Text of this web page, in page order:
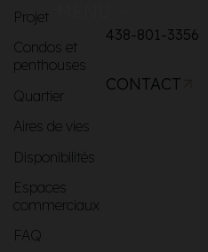
Projet
Condos et
penthouses
Quartier
Aires de vies
Disponibilités
Espaces
commerciaux
FAQ
438-801-3356
CONTACT